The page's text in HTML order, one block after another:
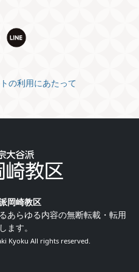
の利用にあたって
岡崎教区
あらゆる内容の無断転載・転用
ます。
Kyoku All rights reserved.